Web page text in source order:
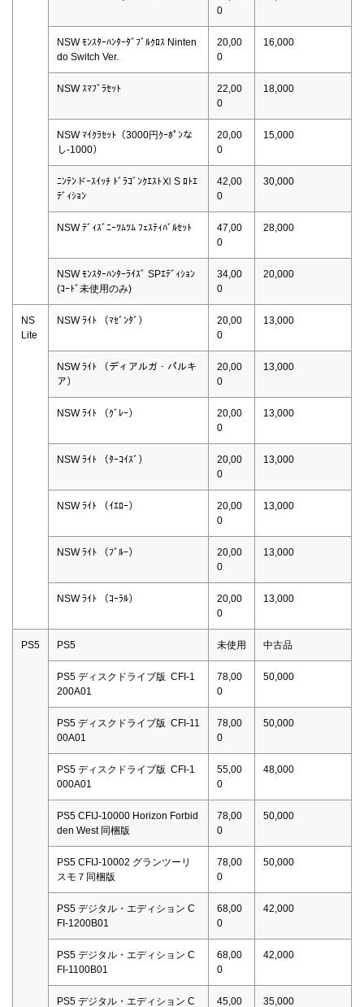
0
NSW ﾓﾝｽﾀｰﾊﾝﾀｰﾀﾞﾌﾞﾙｸﾛｽ Ninten
do Switch Ver.
20,00
0
16,000
NSW ｽﾏﾌﾞﾗｾｯﾄ
22,00
0
18,000
NSW ﾏｲｸﾗｾｯﾄ（3000円ｸｰﾎﾟﾝな
し-1000）
20,00
0
15,000
ﾆﾝﾃﾝドｰｽｲｯﾁ ﾄﾞﾗｺﾞﾝｸｴｽﾄⅪ S ﾛﾄｴ
ﾃﾞｨｼｮﾝ
42,00
0
30,000
NSW ﾃﾞｨｽﾞﾆｰﾂﾑﾂﾑ ﾌｪｽﾃｨﾊﾞﾙｾｯﾄ
47,00
0
28,000
NSW ﾓﾝｽﾀｰﾊﾝﾀｰﾗｲｽﾞ SPｴﾃﾞｨｼｮﾝ
(ｺｰﾄﾞ未使用のみ)
34,00
0
20,000
NS
Lite
NSW ﾗｲﾄ （ﾏｾﾞﾝﾀﾞ）
20,00
0
13,000
NSW ﾗｲﾄ （ディアルガ・パルキ
ア）
20,00
0
13,000
NSW ﾗｲﾄ （ｸﾞﾚｰ）
20,00
0
13,000
NSW ﾗｲﾄ （ﾀｰｺｲｽﾞ）
20,00
0
13,000
NSW ﾗｲﾄ （ｲｴﾛｰ）
20,00
0
13,000
NSW ﾗｲﾄ （ﾌﾞﾙｰ）
20,00
0
13,000
NSW ﾗｲﾄ （ｺｰﾗﾙ）
20,00
0
13,000
PS5 PS5 未使用 中古品
PS5 ディスクドライブ版 CFI-1
200A01
78,00
0
50,000
PS5 ディスクドライブ版 CFI-11
00A01
78,00
0
50,000
PS5 ディスクドライブ版 CFI-1
000A01
55,00
0
48,000
PS5 CFIJ-10000 Horizon Forbid
den West 同梱版
78,00
0
50,000
PS5 CFIJ-10002 グランツーリ
スモ７同梱版
78,00
0
50,000
PS5 デジタル・エディション C
FI-1200B01
68,00
0
42,000
PS5 デジタル・エディション C
FI-1100B01
68,00
0
42,000
PS5 デジタル・エディション C 45,00 35,000